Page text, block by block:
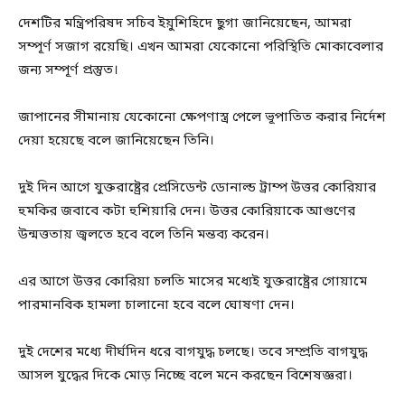
দেশটির মন্ত্রিপরিষদ সচিব ইয়ুশিহিদে ছুগা জানিয়েছেন, আমরা
সম্পূর্ণ সজাগ রয়েছি। এখন আমরা যেকোনো পরিস্থিতি মোকাবেলার
জন্য সম্পূর্ণ প্রস্তুত।
জাপানের সীমানায় যেকোনো ক্ষেপণাস্ত্র পেলে ভূপাতিত করার নির্দেশ
দেয়া হয়েছে বলে জানিয়েছেন তিনি।
দুই দিন আগে যুক্তরাষ্ট্রের প্রেসিডেন্ট ডোনাল্ড ট্রাম্প উত্তর কোরিয়ার
হুমকির জবাবে কটা হুশিয়ারি দেন। উত্তর কোরিয়াকে আগুণের
উন্মত্ততায় জ্বলতে হবে বলে তিনি মন্তব্য করেন।
এর আগে উত্তর কোরিয়া চলতি মাসের মধ্যেই যুক্তরাষ্ট্রের গোয়ামে
পারমানবিক হামলা চালানো হবে বলে ঘোষণা দেন।
দুই দেশের মধ্যে দীর্ঘদিন ধরে বাগযুদ্ধ চলছে। তবে সম্প্রতি বাগযুদ্ধ
আসল যুদ্ধের দিকে মোড় নিচ্ছে বলে মনে করছেন বিশেষজ্ঞরা।